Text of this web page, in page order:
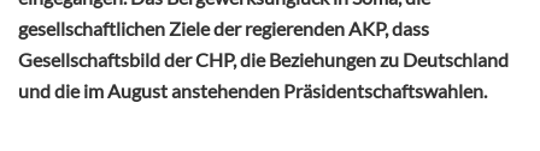
gesellschaftlichen Ziele der regierenden AKP, dass
Gesellschaftsbild der CHP, die Beziehungen zu Deutschland
und die im August anstehenden Präsidentschaftswahlen.